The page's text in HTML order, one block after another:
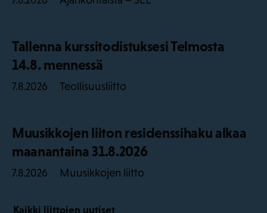
Tallenna kurssitodistuksesi Telmosta
14.8. mennessä
7.8.2026 Teollisuusliitto
Muusikkojen liiton residenssihaku alkaa
maanantaina 31.8.2026
7.8.2026 Muusikkojen liitto
Kaikki liittojen uutiset